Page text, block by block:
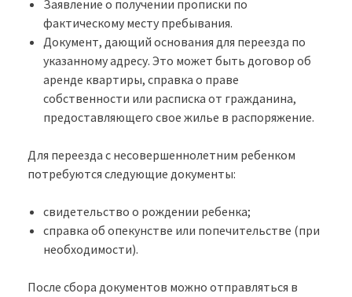
Заявление о получении прописки по
фактическому месту пребывания.
Документ, дающий основания для переезда по
указанному адресу. Это может быть договор об
аренде квартиры, справка о праве
собственности или расписка от гражданина,
предоставляющего свое жилье в распоряжение.
Для переезда с несовершеннолетним ребенком
потребуются следующие документы:
свидетельство о рождении ребенка;
справка об опекунстве или попечительстве (при
необходимости).
После сбора документов можно отправляться в